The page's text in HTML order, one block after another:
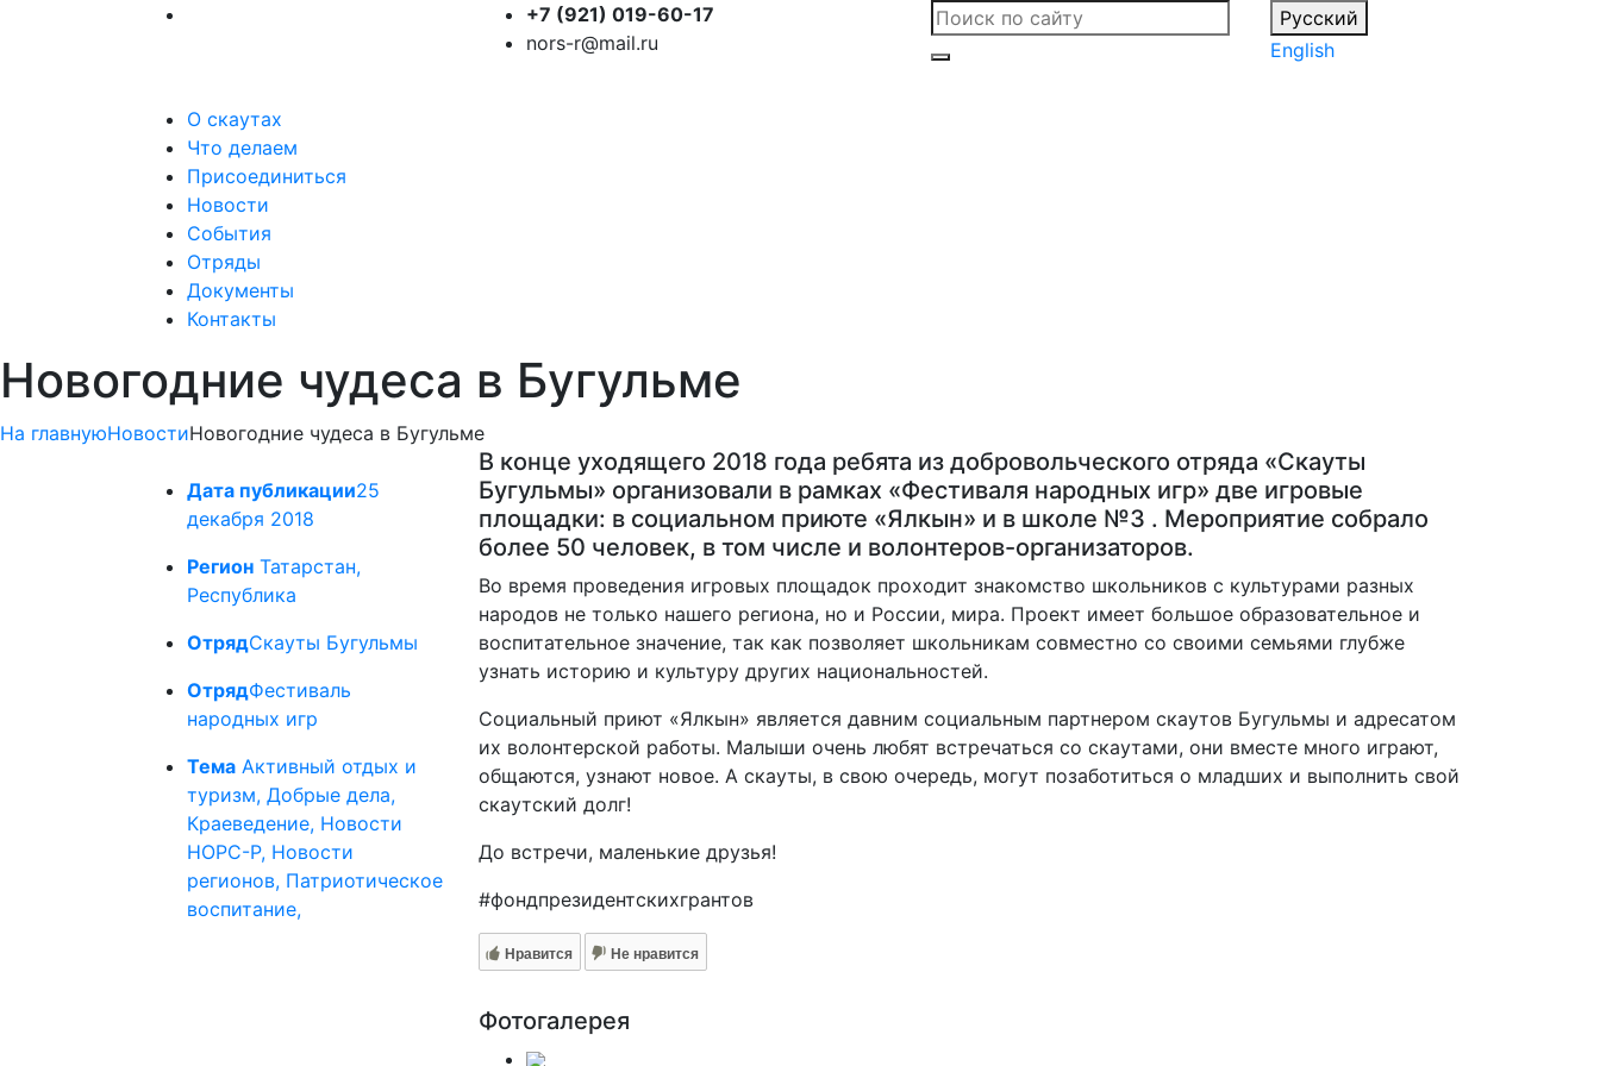
+7 (921) 019-60-17
nors-r@mail.ru
Русский
English
О скаутах
Что делаем
Присоединиться
Новости
События
Отряды
Документы
Контакты
Новогодние чудеса в Бугульме
На главнуюНовостиНовогодние чудеса в Бугульме
Дата публикации25
декабря 2018
Регион Татарстан,
Республика
ОтрядСкауты Бугульмы
ОтрядФестиваль
народных игр
Тема Активный отдых и
туризм, Добрые дела,
Краеведение, Новости
НОРС-Р, Новости
регионов, Патриотическое
воспитание,
В конце уходящего 2018 года ребята из добровольческого отряда «Скауты
Бугульмы» организовали в рамках «Фестиваля народных игр» две игровые
площадки: в социальном приюте «Ялкын» и в школе №3 . Мероприятие собрало
более 50 человек, в том числе и волонтеров-организаторов.
Во время проведения игровых площадок проходит знакомство школьников с культурами разных
народов не только нашего региона, но и России, мира. Проект имеет большое образовательное и
воспитательное значение, так как позволяет школьникам совместно со своими семьями глубже
узнать историю и культуру других национальностей.
Социальный приют «Ялкын» является давним социальным партнером скаутов Бугульмы и адресатом
их волонтерской работы. Малыши очень любят встречаться со скаутами, они вместе много играют,
общаются, узнают новое. А скауты, в свою очередь, могут позаботиться о младших и выполнить свой
скаутский долг!
До встречи, маленькие друзья!
#фондпрезидентскихгрантов
Нравится Не нравится
Фотогалерея